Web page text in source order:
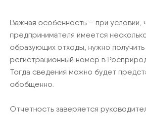
Важная особенность – при условии,
предпринимателя имеется
образующих отходы, нужно
регистрационный номер в
Тогда сведения можно будет
обобщенно.
Отчетность заверяется